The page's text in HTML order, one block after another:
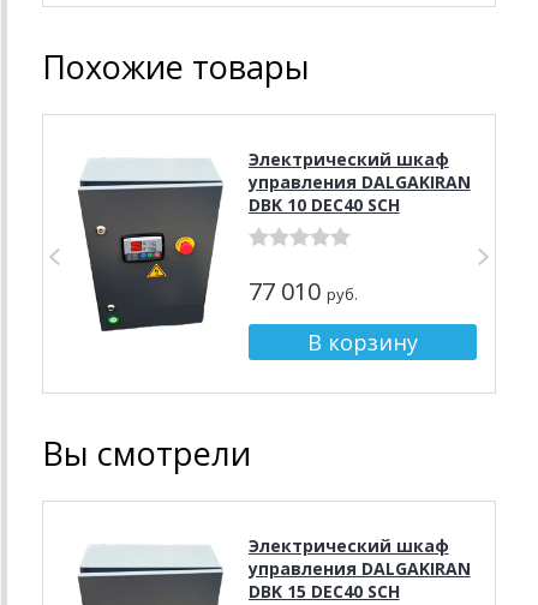
Похожие товары
Электрический шкаф
управления DALGAKIRAN
DBK 10 DEC40 SCH
77 010 руб.
Вы смотрели
Электрический шкаф
управления DALGAKIRAN
DBK 15 DEC40 SCH